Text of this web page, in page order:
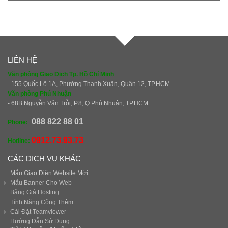
LIÊN HỆ
Văn phòng Giao Dịch Tp. Hồ Chí Minh
- 155 Quốc Lộ 1A, Phường Thạnh Xuân, Quận 12, TP.HCM
Văn phòng Phú Nhuận
- 68B Nguyễn Văn Trỗi, P.8, Q.Phú Nhuận, TP.HCM
Phone: 088 822 88 01
Hotline: 0912.73.93.73
CÁC DỊCH VỤ KHÁC
Mẫu Giao Diện Website Mới
Mẫu Banner Cho Web
Bảng Giá Hosting
Tính Năng Cộng Thêm
Cài Đặt Teamviewer
Hướng Dẫn Sử Dụng